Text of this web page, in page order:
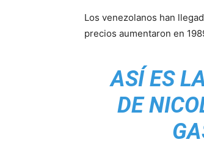
Los venezolanos han
precios aumentaron en
ASÍ ES
DE